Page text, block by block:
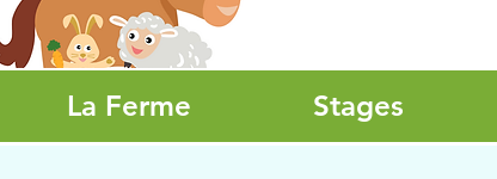
La Ferme Stages